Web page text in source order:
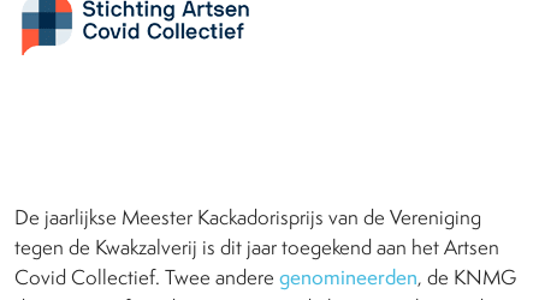
De jaarlijkse Meester Kackadorisprijs van de Vereniging
tegen de Kwakzalverij is dit jaar toegekend aan het Artsen
Covid Collectief. Twee andere genomineerden, de KNMG